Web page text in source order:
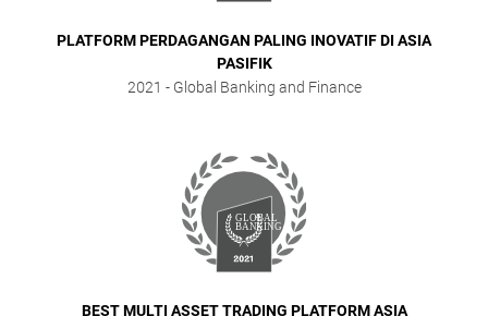
PLATFORM PERDAGANGAN PALING INOVATIF DI ASIA
PASIFIK
2021 - Global Banking and Finance
BEST MULTI ASSET TRADING PLATFORM ASIA